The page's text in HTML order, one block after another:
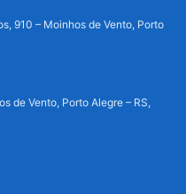
910 – Moinhos de Vento, Porto
de Vento, Porto Alegre – RS,